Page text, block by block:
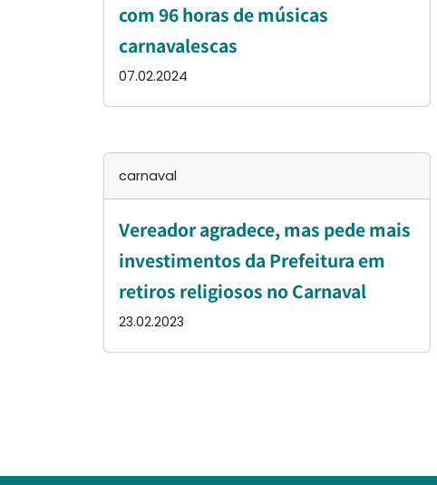
com 96 horas de músicas
carnavalescas
07.02.2024
carnaval
Vereador agradece, mas pede mais
investimentos da Prefeitura em
retiros religiosos no Carnaval
23.02.2023